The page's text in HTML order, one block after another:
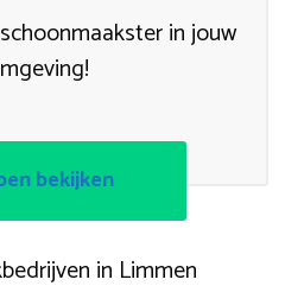
in jouw
bekijken
in Limmen